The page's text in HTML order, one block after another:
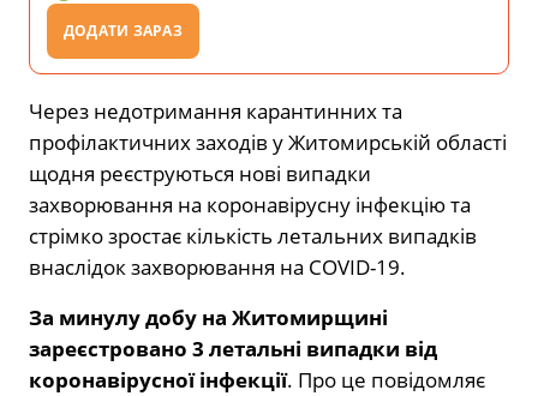
ДОДАТИ ЗАРАЗ
Через недотримання карантинних та
профілактичних заходів у Житомирській області
щодня реєструються нові випадки
захворювання на коронавірусну інфекцію та
стрімко зростає кількість летальних випадків
внаслідок захворювання на COVID-19.
За минулу добу на Житомирщині
зареєстровано 3 летальні випадки від
коронавірусної інфекції. Про це повідомляє